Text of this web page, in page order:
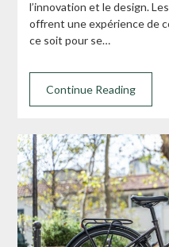
l’innovation et le design.
offrent une expérience de
ce soit pour se…
Continue Reading